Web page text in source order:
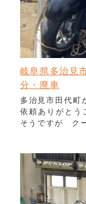
岐阜県多治
分・廃車
多治見市田代
依頼ありがとう
そうですが ク